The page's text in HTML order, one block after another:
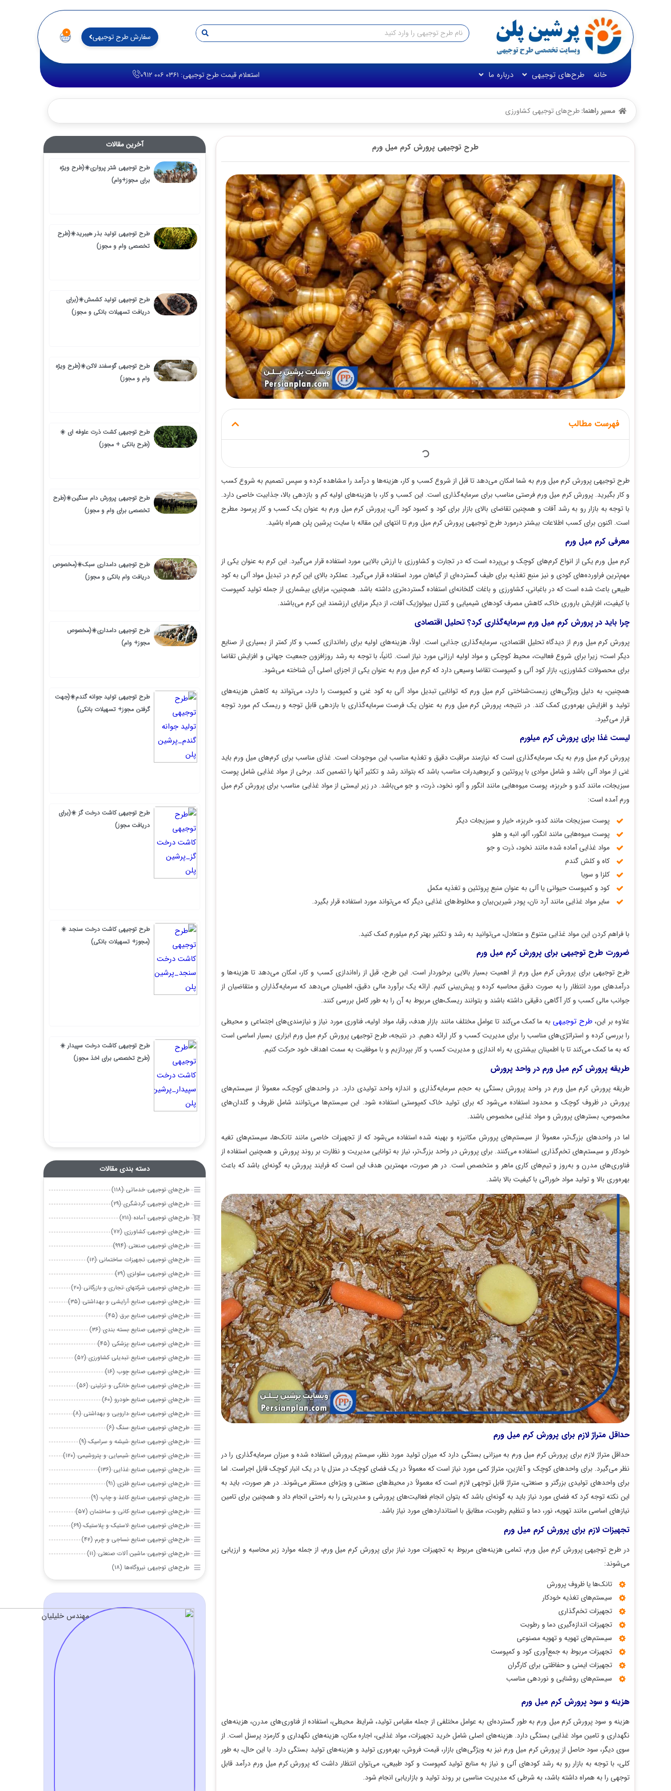
سفارش طرح توجیهی
طرح‌های توجیهی درباره ما استعلام قیمت طرح توجیهی: ۰۳۶۱ ۰۰۶ ۰۹۱۲
مسیر راهنما:طرح‌های توجیهی کشاورزی
طرح توجیهی پرورش کرم میل ورم
فهرست مطالب
طرح توجیهی پرورش کرم میل ورم به شما امکان می‌دهد تا قبل از شروع کسب و کار، هزینه‌ها و درآمد را مشاهده کرده و سپس تصمیم به شروع کسب
و کار بگیرید. پرورش کرم میل ورم فرصتی مناسب برای سرمایه‌گذاری است. این کسب و کار، با هزینه‌های اولیه کم و بازدهی بالا، جذابیت خاصی دارد.
با توجه به بازار رو به رشد آفات و همچنین تقاضای بالای بازار برای کود و کمبود کود آلی، پرورش کرم میل ورم به عنوان یک کسب و کار پرسود مطرح
است. اکنون برای کسب اطلاعات بیشتر درمورد طرح توجیهی پرورش کرم میل ورم تا انتهای این مقاله با سایت پرشین پلن همراه باشید.
معرفی کرم میل ورم
کرم میل ورم یکی از انواع کرم‌های کوچک و بی‌پرده است که در تجارت و کشاورزی با ارزش بالایی مورد استفاده قرار می‌گیرد. این کرم به عنوان یکی از
مهم‌ترین فراورده‌های کودی و نیز منبع تغذیه برای طیف گسترده‌ای از گیاهان مورد استفاده قرار می‌گیرد. عملکرد بالای این کرم در تبدیل مواد آلی به کود
طبیعی باعث شده است که در باغبانی، کشاورزی و باغات گلخانه‌ای استفاده گسترده‌تری داشته باشد. همچنین، مزایای بیشماری از جمله تولید کمپوست
با کیفیت، افزایش باروری خاک، کاهش مصرف کودهای شیمیایی و کنترل بیولوژیک آفات، از دیگر مزایای ارزشمند این کرم می‌باشند.
چرا باید در پرورش کرم میل ورم سرمایه‌گذاری کرد؟ تحلیل اقتصادی
پرورش کرم میل ورم از دیدگاه تحلیل اقتصادی، سرمایه‌گذاری جذابی است. اولاً، هزینه‌های اولیه برای راه‌اندازی کسب و کار کمتر از بسیاری از صنایع
دیگر است؛ زیرا برای شروع فعالیت، محیط کوچکی و مواد اولیه ارزانی مورد نیاز است. ثانیاً، با توجه به رشد روزافزون جمعیت جهانی و افزایش تقاضا
برای محصولات کشاورزی، بازار کود آلی و کمپوست تقاضا وسیعی دارد که کرم میل ورم به عنوان یکی از اجزای اصلی آن شناخته می‌شود.
همچنین، به دلیل ویژگی‌های زیست‌شناختی کرم میل ورم که توانایی تبدیل مواد آلی به کود غنی و کمپوست را دارد، می‌تواند به کاهش هزینه‌های
تولید و افزایش بهره‌وری کمک کند. در نتیجه، پرورش کرم میل ورم به عنوان یک فرصت سرمایه‌گذاری با بازدهی قابل توجه و ریسک کم مورد توجه
قرار می‌گیرد.
لیست غذا برای پرورش کرم میلورم
پرورش کرم میل ورم به یک سرمایه‌گذاری است که نیازمند مراقبت دقیق و تغذیه مناسب این موجودات است. غذای مناسب برای کرم‌های میل ورم باید
غنی از مواد آلی باشد و شامل موادی با پروتئین و کربوهیدرات مناسب باشد که بتواند رشد و تکثیر آنها را تضمین کند. برخی از مواد غذایی شامل پوست
سبزیجات، مانند کدو و خربزه، پوست میوه‌هایی مانند انگور و آلو، نخود، ذرت، و جو می‌باشد. در زیر لیستی از مواد غذایی مناسب برای پرورش کرم میل
ورم آمده است:
پوست سبزیجات مانند کدو، خربزه، خیار و سبزیجات دیگر
پوست میوه‌هایی مانند انگور، آلو، انبه و هلو
مواد غذایی آماده شده مانند نخود، ذرت و جو
کاه و کلش گندم
کلزا و سویا
کود و کمپوست حیوانی یا آلی به عنوان منبع پروتئین و تغذیه مکمل
سایر مواد غذایی مانند آرد نان، پودر شیرین‌بیان و مخلوط‌های غذایی دیگر که می‌تواند مورد استفاده قرار بگیرد.
با فراهم کردن این مواد غذایی متنوع و متعادل، می‌توانید به رشد و تکثیر بهتر کرم میلورم کمک کنید.
ضرورت طرح توجیهی برای پرورش کرم میل ورم
طرح توجیهی برای پرورش کرم میل ورم از اهمیت بسیار بالایی برخوردار است. این طرح، قبل از راه‌اندازی کسب و کار، امکان می‌دهد تا هزینه‌ها و
درآمدهای مورد انتظار را به صورت دقیق محاسبه کرده و پیش‌بینی کنیم. ارائه یک برآورد مالی دقیق، اطمینان می‌دهد که سرمایه‌گذاران و متقاضیان از
جوانب مالی کسب و کار آگاهی دقیقی داشته باشند و بتوانند ریسک‌های مربوط به آن را به طور کامل بررسی کنند.
علاوه بر این، طرح توجیهیبه ما کمک می‌کند تا عوامل مختلف مانند بازار هدف، رقبا، مواد اولیه، فناوری مورد نیاز و نیازمندی‌های اجتماعی و محیطی
را بررسی کرده و استراتژی‌های مناسب را برای مدیریت کسب و کار ارائه دهیم. در نتیجه، طرح توجیهی پرورش کرم میل ورم ابزاری بسیار اساسی است
که به ما کمک می‌کند تا با اطمینان بیشتری به راه اندازی و مدیریت کسب و کار بپردازیم و با موفقیت به سمت اهداف خود حرکت کنیم.
طریقه پرورش کرم میل ورم در واحد پرورش
طریقه پرورش کرم میل ورم در واحد پرورش بستگی به حجم سرمایه‌گذاری و اندازه واحد تولیدی دارد. در واحدهای کوچک، معمولاً از سیستم‌های
پرورش در ظروف کوچک و محدود استفاده می‌شود که برای تولید خاک کمپوستی استفاده شود. این سیستم‌ها می‌توانند شامل ظروف و گلدان‌های
مخصوص، بسترهای پرورش و مواد غذایی مخصوص باشند.
اما در واحدهای بزرگ‌تر، معمولاً از سیستم‌های پرورش مکانیزه و بهینه شده استفاده می‌شود که از تجهیزات خاصی مانند تانک‌ها، سیستم‌های تغیه
خودکار و سیستم‌های تخم‌گذاری استفاده می‌کنند. برای پرورش در واحد بزرگ‌تر، نیاز به توانایی مدیریت و نظارت بر روند پرورش و همچنین استفاده از
فناوری‌های مدرن و به‌روز و تیم‌های کاری ماهر و متخصص است. در هر صورت، مهمترین هدف این است که فرایند پرورش به گونه‌ای باشد که باعث
بهره‌وری بالا و تولید مواد خوراکی با کیفیت بالا باشد.
حداقل متراژ لازم برای پرورش کرم میل ورم
حداقل متراژ لازم برای پرورش کرم میل ورم به میزانی بستگی دارد که میزان تولید مورد نظر، سیستم پرورش استفاده شده و میزان سرمایه‌گذاری را در
نظر می‌گیرد. برای واحدهای کوچک و آغازین، متراژ کمی مورد نیاز است که معمولاً در یک فضای کوچک در منزل یا در یک انبار کوچک قابل اجراست. اما
برای واحدهای تولیدی بزرگتر و صنعتی، متراژ قابل توجهی لازم است که معمولاً در محیط‌های صنعتی و ویژه‌ای مستقر می‌شوند. در هر صورت، باید به
این نکته توجه کرد که فضای مورد نیاز باید به گونه‌ای باشد که بتوان انجام فعالیت‌های پرورشی و مدیریتی را به راحتی انجام داد و همچنین برای تامین
نیازهای اساسی مانند تهویه، نور، دما و تنظیم رطوبت، مطابق با استانداردهای مورد نیاز باشد.
تجهیزات لازم برای پرورش کرم میل ورم
در طرح توجیهی پرورش کرم میل ورم، تمامی هزینه‌های مربوط به تجهیزات مورد نیاز برای پرورش کرم میل ورم، از جمله موارد زیر محاسبه و ارزیابی
می‌شوند:
تانک‌ها یا ظروف پرورش
سیستم‌های تغذیه خودکار
تجهیزات تخم‌گذاری
تجهیزات اندازه‌گیری دما و رطوبت
سیستم‌های تهویه و تهویه مصنوعی
تجهیزات مربوط به جمع‌آوری کود و کمپوست
تجهیزات ایمنی و حفاظتی برای کارگران
سیستم‌های روشنایی و نوردهی مناسب
هزینه و سود پرورش کرم میل ورم
هزینه و سود پرورش کرم میل ورم به طور گسترده‌ای به عوامل مختلفی از جمله مقیاس تولید، شرایط محیطی، استفاده از فناوری‌های مدرن، هزینه‌های
نگهداری و تامین مواد غذایی بستگی دارد. هزینه‌های اصلی شامل خرید تجهیزات، مواد غذایی، اجاره مکان، هزینه‌های نگهداری و کارمزد پرسنل است. از
سوی دیگر، سود حاصل از پرورش کرم میل ورم نیز به ویژگی‌های بازار، قیمت فروش، بهره‌وری تولید و هزینه‌های تولید بستگی دارد. با این حال، به طور
کلی، با توجه به بازار رو به رشد کودهای آلی و نیاز به منابع تولید کمپوست و کود طبیعی، می‌توان انتظار داشت که پرورش کرم میل ورم درآمد قابل
توجهی را به همراه داشته باشد، به شرطی که مدیریت مناسبی بر روند تولید و بازاریابی انجام شود.
آخرین مقالات
طرح توجیهی شتر پرواری☀️(طرح ویژه
برای مجوز+وام)
طرح توجیهی تولید بذر هیبرید☀️(طرح
تخصصی وام و مجوز)
طرح توجیهی تولید کشمش☀️(برای
دریافت تسهیلات بانکی و مجوز)
طرح توجیهی گوسفند لاکن☀️(طرح ویژه
وام و مجوز)
طرح توجیهی کشت ذرت علوفه ای ☀️
(طرح بانکی + مجوز)
طرح توجیهی پرورش دام سنگین☀️(طرح
تخصصی برای وام و مجوز)
طرح توجیهی دامداری سبک☀️(مخصوص
دریافت وام بانکی و مجوز)
طرح توجیهی دامداری☀️(مخصوص
مجوز+ وام)
طرح توجیهی تولید جوانه گندم☀️(جهت
گرفتن مجوز+ تسهیلات بانکی)
طرح توجیهی کاشت درخت گز ☀️(برای
دریافت مجوز)
طرح توجیهی کاشت درخت سنجد ☀️
(مجوز+ تسهیلات بانکی)
طرح توجیهی کاشت درخت سپیدار ☀️
(طرح تخصصی برای اخذ مجوز)
دسته بندی مقالات
طرح‌های توجیهی خدماتی (۱۱۸)
طرح‌های توجیهی گردشگری (۲۹)
طرح‌های توجیهی آماده (۲۱۱)
طرح‌های توجیهی کشاورزی (۷۲)
طرح‌های توجیهی صنعتی (۹۹۴)
طرح‌های توجیهی تجهیزات ساختمانی (۱۲)
طرح‌های توجیهی سلولزی (۲۹)
طرح‌های توجیهی شرکتهای تجاری و بازرگانی (۲۰)
طرح‌های توجیهی صنایع آرایشی و بهداشتی (۳۵)
طرح‌های توجیهی صنایع برق (۴۵)
طرح‌های توجیهی صنایع بسته بندی (۳۶)
طرح‌های توجیهی صنایع پزشکی (۴۵)
طرح‌های توجیهی صنایع تبدیلی کشاورزی (۵۲)
طرح‌های توجیهی صنایع چوب (۱۶)
طرح‌های توجیهی صنایع خانگی و تزئینی (۵۶)
طرح‌های توجیهی صنایع خودرو (۶۰)
طرح‌های توجیهی صنایع دارویی و بهداشتی (۸)
طرح‌های توجیهی صنایع سنگ (۶)
طرح‌های توجیهی صنایع شیشه و سرامیک (۹)
طرح‌های توجیهی صنایع شیمیایی و پتروشیمی (۱۲۰)
طرح‌های توجیهی صنایع غذایی (۱۳۶)
طرح‌های توجیهی صنایع فلزی (۹۱)
طرح‌های توجیهی صنایع کاغذ و چاپ (۹)
طرح‌های توجیهی صنایع کانی و ساختمان (۵۷)
طرح‌های توجیهی صنایع لاستیک و پلاستیک (۶۹)
طرح‌های توجیهی صنایع نساجی و چرم (۴۲)
طرح‌های توجیهی ماشین آلات صنعتی (۱۱)
طرح‌های توجیهی نیروگاه‌ها (۱۸)